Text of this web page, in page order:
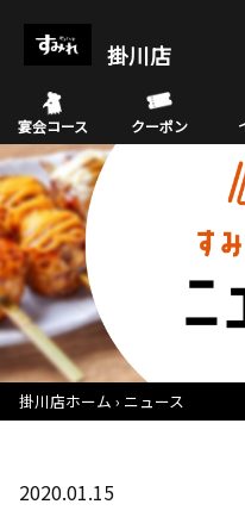
掛川店
宴会コース クーポン
掛川店ホーム ニュース
2020.01.15